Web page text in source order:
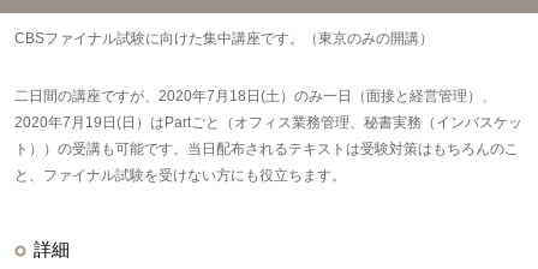
CBSファイナル試験に向けた集中講座です。（東京のみの開講）
二日間の講座ですが、2020年7月18日(土）のみ一日（面接と経営管理）、
2020年7月19日(日）はPartごと（オフィス業務管理、秘書実務（インバスケッ
ト））の受講も可能です。当日配布されるテキストは受験対策はもちろんのこ
と、ファイナル試験を受けない方にも役立ちます。
詳細